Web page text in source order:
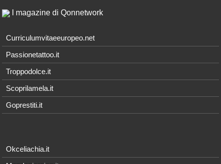
I magazine di Qonnetwork
Curriculumvitaeeuropeo.net
Passionetattoo.it
Troppodolce.it
Scoprilamela.it
Goprestiti.it
Okceliachia.it